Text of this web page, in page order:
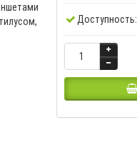
Доступность: